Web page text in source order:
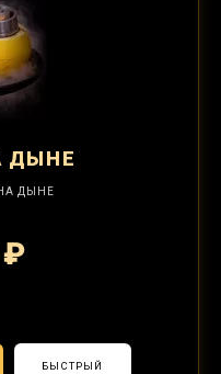
ДЫНЕ
ДЫНЕ
₽
БЫСТРЫЙ